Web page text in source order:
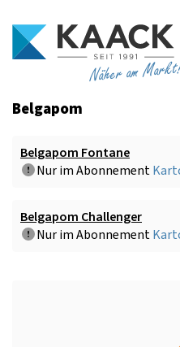
Näher am
Belgapom
Belgapom Fontane
Nur im Abonnement
Belgapom Challenger
Nur im Abonnement